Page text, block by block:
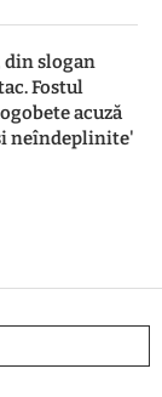
din slogan
Fostul
acuză
neîndeplinite'